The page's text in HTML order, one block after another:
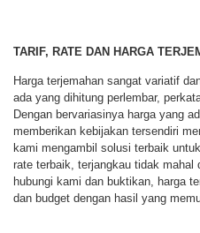
TARIF, RATE DAN HARGA
Harga terjemahan sangat variatif
ada yang dihitung perlembar,
Dengan bervariasinya harga yang
memberikan kebijakan tersendiri
kami mengambil solusi terbaik
rate terbaik, terjangkau tidak mahal
hubungi kami dan buktikan, harga
dan budget dengan hasil yang